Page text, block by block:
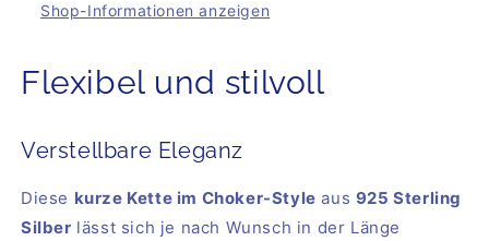
Shop-Informationen anzeigen
Flexibel und stilvoll
Verstellbare Eleganz
Diese kurze Kette im Choker-Style aus 925 Sterling
Silber lässt sich je nach Wunsch in der Länge